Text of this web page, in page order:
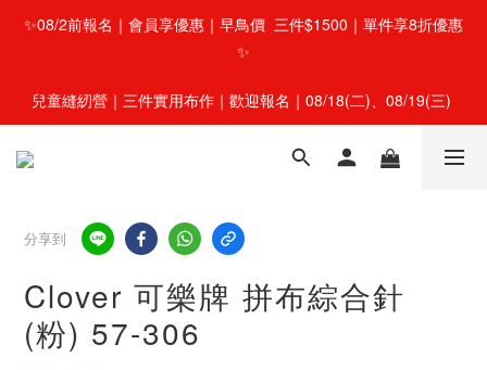
✨08/2前報名｜會員享優惠｜早鳥價  三件$1500｜單件享8折優惠
✨
兒童縫紉營｜三件實用布作｜歡迎報名｜08/18(二)、08/19(三)
分享到
Clover 可樂牌 拼布綜合針
(粉) 57-306